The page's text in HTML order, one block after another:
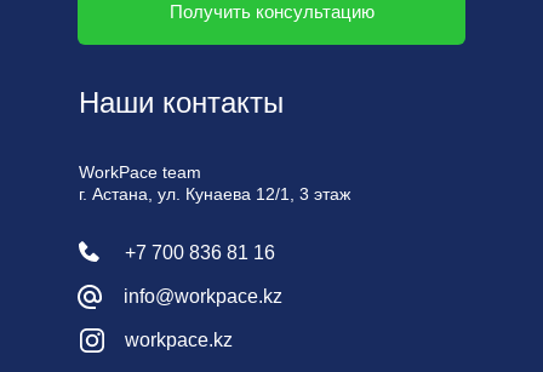
Получить консультацию
Наши контакты
WorkPace team
г. Астана, ул. Кунаева 12/1, 3 этаж
+7 700 836 81 16
info@workpace.kz
workpace.kz